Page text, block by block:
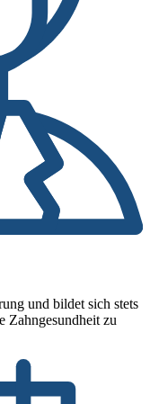
und bildet sich stets
Zahngesundheit zu